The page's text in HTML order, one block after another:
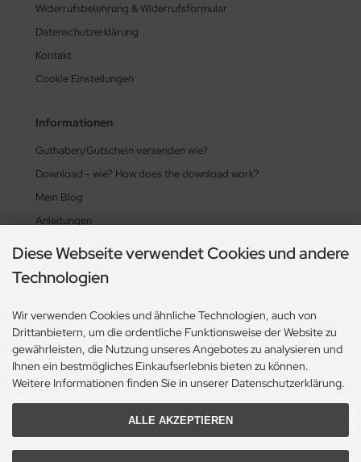
Widerrufsbelehrung & Widerrufsformular
Datenschutzerklärung
Kontakt
Cookie Einstellungen
Informationen
Guthaben/Gutschein versenden wie?
Download - wie? How does the download work?
Mein Blog
Anleitungen
Wissensdatenbank
Zahlungsmethoden
Diese Webseite verwendet Cookies und andere
Technologien
Wir verwenden Cookies und ähnliche Technologien, auch von
Drittanbietern, um die ordentliche Funktionsweise der Website zu
gewährleisten, die Nutzung unseres Angebotes zu analysieren und
Ihnen ein bestmögliches Einkaufserlebnis bieten zu können.
Weitere Informationen finden Sie in unserer Datenschutzerklärung.
ALLE AKZEPTIEREN